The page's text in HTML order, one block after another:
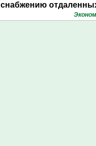
снабжению
поселений с помощью